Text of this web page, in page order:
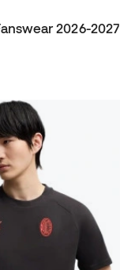
2026-2027